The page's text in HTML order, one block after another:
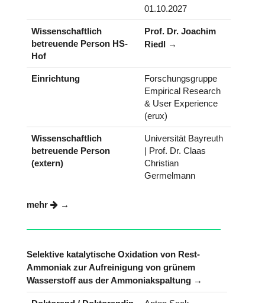
01.10.2027
Wissenschaftlich
betreuende Person HS-
Hof
Prof. Dr. Joachim
Riedl
Einrichtung
Forschungsgruppe
Empirical Research
& User Experience
(erux)
Wissenschaftlich
betreuende Person
(extern)
Universität Bayreuth
| Prof. Dr. Claas
Christian
Germelmann
mehr
Selektive katalytische Oxidation von Rest-
Ammoniak zur Aufreinigung von grünem
Wasserstoff aus der Ammoniakspaltung